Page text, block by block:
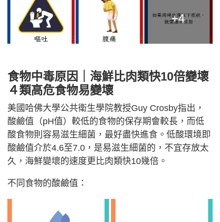
+4
食物中毒原因｜海鮮比肉類快10倍變壞
４類高危食物易變壞
美國哈佛大學公共衛生學院教授Guy Crosby指出，
酸鹼值（pH值）較低的食物的保存期會較長，而低
酸食物則容易滋生細菌，最好盡快進食。低酸環境即
酸鹼值介於4.6至7.0，是易滋生細菌的，不宜存放太
久，海鮮變壞的速度更比肉類快10幾倍。
不同食物的酸鹼值：